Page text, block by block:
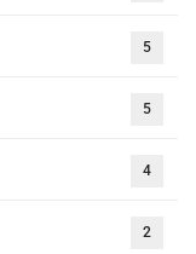
5
5
4
2